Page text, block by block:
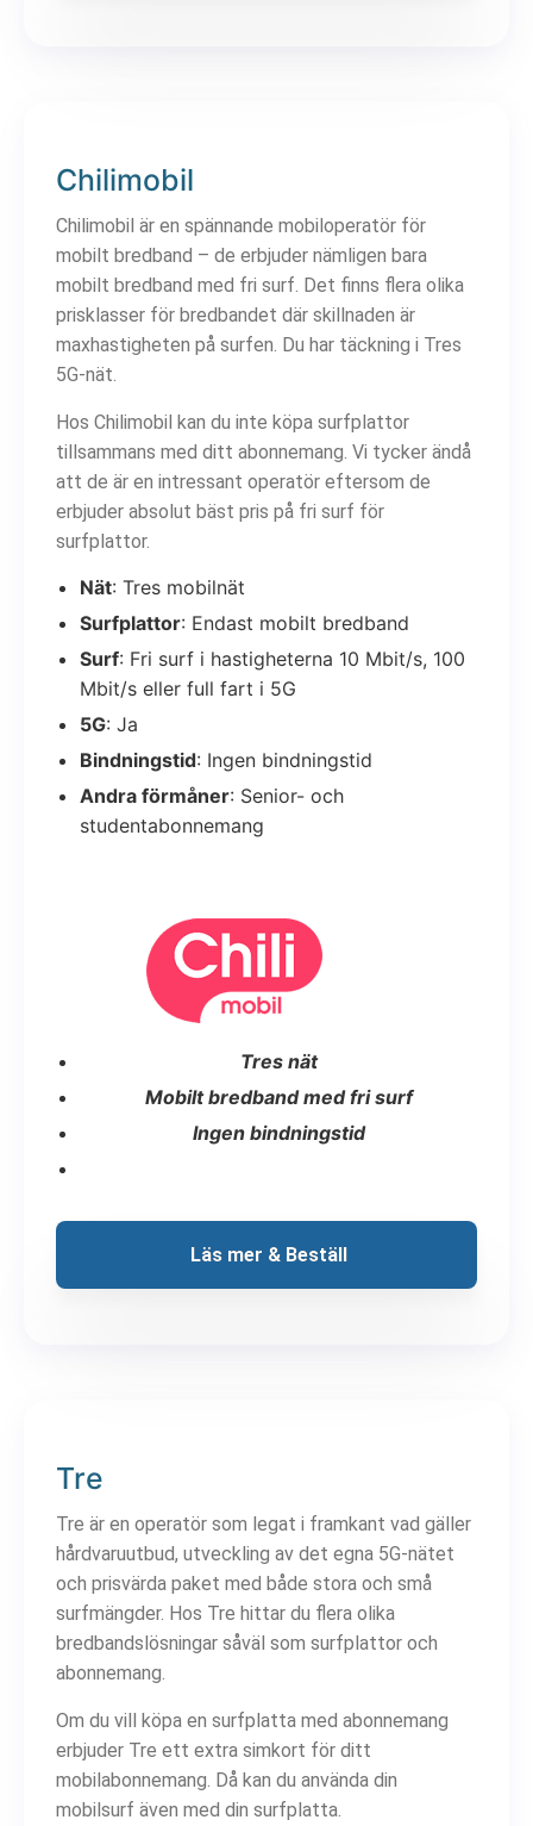
Chilimobil
Chilimobil är en spännande mobiloperatör för
mobilt bredband – de erbjuder nämligen bara
mobilt bredband med fri surf. Det finns flera olika
prisklasser för bredbandet där skillnaden är
maxhastigheten på surfen. Du har täckning i Tres
5G-nät.
Hos Chilimobil kan du inte köpa surfplattor
tillsammans med ditt abonnemang. Vi tycker ändå
att de är en intressant operatör eftersom de
erbjuder absolut bäst pris på fri surf för
surfplattor.
Nät: Tres mobilnät
Surfplattor: Endast mobilt bredband
Surf: Fri surf i hastigheterna 10 Mbit/s, 100
Mbit/s eller full fart i 5G
5G: Ja
Bindningstid: Ingen bindningstid
Andra förmåner: Senior- och
studentabonnemang
Tres nät
Mobilt bredband med fri surf
Ingen bindningstid
Läs mer & Beställ
Tre
Tre är en operatör som legat i framkant vad gäller
hårdvaruutbud, utveckling av det egna 5G-nätet
och prisvärda paket med både stora och små
surfmängder. Hos Tre hittar du flera olika
bredbandslösningar såväl som surfplattor och
abonnemang.
Om du vill köpa en surfplatta med abonnemang
erbjuder Tre ett extra simkort för ditt
mobilabonnemang. Då kan du använda din
mobilsurf även med din surfplatta.